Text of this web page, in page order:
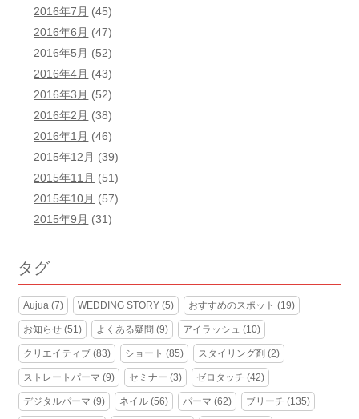
2016年7月 (45)
2016年6月 (47)
2016年5月 (52)
2016年4月 (43)
2016年3月 (52)
2016年2月 (38)
2016年1月 (46)
2015年12月 (39)
2015年11月 (51)
2015年10月 (57)
2015年9月 (31)
タグ
Aujua (7) WEDDING STORY (5) おすすめのスポット (19)
お知らせ (51) よくある疑問 (9) アイラッシュ (10)
クリエイティブ (83) ショート (85) スタイリング剤 (2)
ストレートパーマ (9) セミナー (3) ゼロタッチ (42)
デジタルパーマ (9) ネイル (56) パーマ (62) ブリーチ (135)